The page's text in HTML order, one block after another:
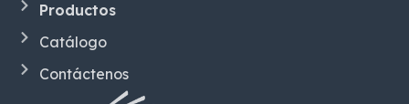
Productos
Catálogo
Contáctenos